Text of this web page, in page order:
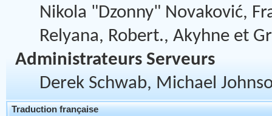
Nikola "Dzonny" Novaković,
Relyana, Robert., Akyhne et
Administrateurs Serveurs
Derek Schwab, Michael
Traduction française